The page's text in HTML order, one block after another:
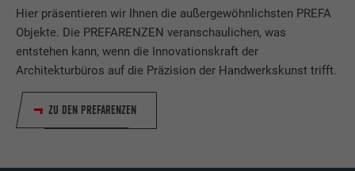
Hier präsentieren wir Ihnen die außergewöhnlichsten PREFA
Objekte. Die PREFARENZEN veranschaulichen, was
entstehen kann, wenn die Innovationskraft der
Architekturbüros auf die Präzision der Handwerkskunst trifft.
ZU DEN PREFARENZEN